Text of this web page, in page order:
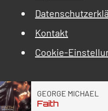
Kontakt
Cookie-
GEORGE MICHAEL
Faith